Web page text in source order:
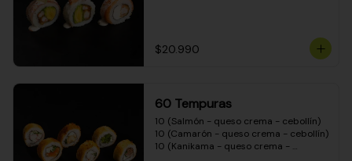
$20.990
60 Tempuras
10 (Salmón - queso crema - cebollín)
10 (Camarón - queso crema - cebollín)
10 (Kanikama - queso crema -